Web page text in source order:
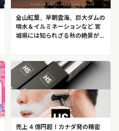
全山紅葉、早朝雲海、巨大ダムの
噴水＆イルミネーションなど 宮
城県には知られざる秋の絶景が満
売上 4 億円超！カナダ発の精密